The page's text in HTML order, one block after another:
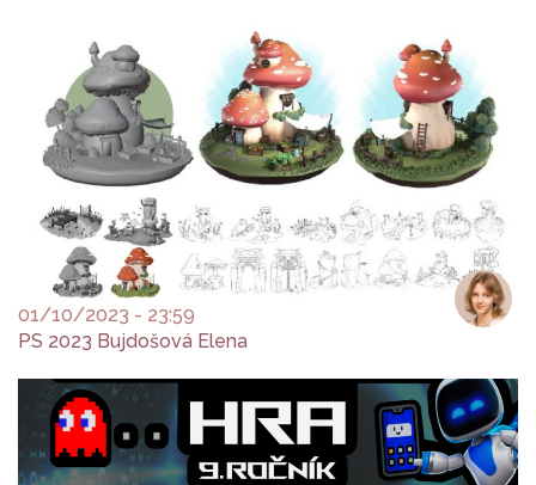
01/10/2023 - 23:59
PS 2023 Bujdošová Elena